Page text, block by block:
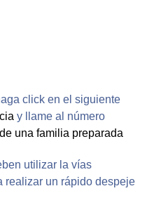
click en el siguiente
y llame al número
una familia preparada
utilizar la vías
realizar un rápido despeje